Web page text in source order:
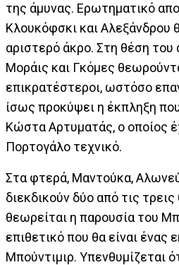
της άμυνας. Ερωτηματικό
Κλουκόφσκι και Αλεξάνδρου
αριστερό άκρο. Στη θέση του
Μοράις και Γκόμες
επικρατέστεροι, ωστόσο
ίσως προκύψει η έκπληξη
Κώστα Αρτυματάς, ο οποίος
Πορτογάλο τεχνικό.
Στα φτερά, Μαντούκα,
διεκδικούν δύο από τις
θεωρείται η παρουσία του
επιθετικό που θα είναι ένας
Μπούντιμιρ. Υπενθυμίζεται